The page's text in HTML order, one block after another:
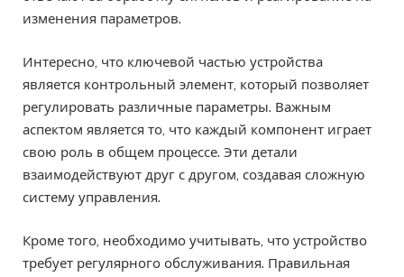
изменения параметров.
Интересно, что ключевой частью устройства
является контрольный элемент, который позволяет
регулировать различные параметры. Важным
аспектом является то, что каждый компонент играет
свою роль в общем процессе. Эти детали
взаимодействуют друг с другом, создавая сложную
систему управления.
Кроме того, необходимо учитывать, что устройство
требует регулярного обслуживания. Правильная